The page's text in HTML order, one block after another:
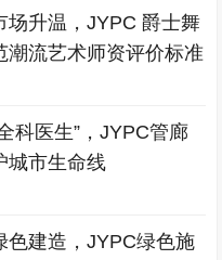
场升温，JYPC 爵士舞
潮流艺术师资评价标准
科医生”，JYPC管廊
城市生命线
色建造，JYPC绿色施